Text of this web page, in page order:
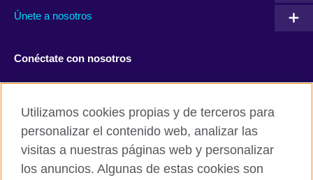
Únete a nosotros
Conéctate con nosotros
Utilizamos cookies propias y de terceros para
personalizar el contenido web, analizar las
visitas a nuestras páginas web y personalizar
los anuncios. Algunas de estas cookies son